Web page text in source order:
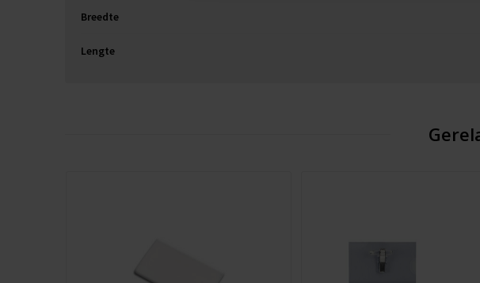
Breedte
Lengte